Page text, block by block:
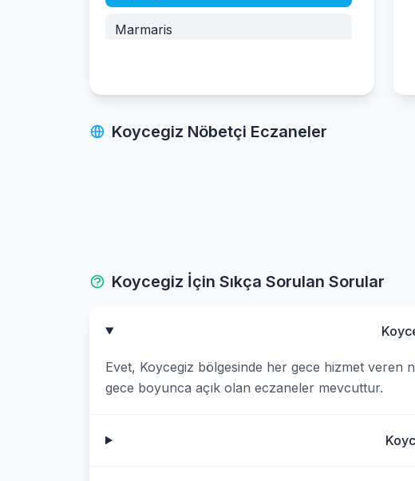
Marmaris
Milas
Koycegiz Nöbetçi Eczaneler
Koycegiz İçin Sıkça Sorulan Sorular
Evet, Koycegiz bölgesinde her gece hizmet veren
gece boyunca açık olan eczaneler mevcuttur.